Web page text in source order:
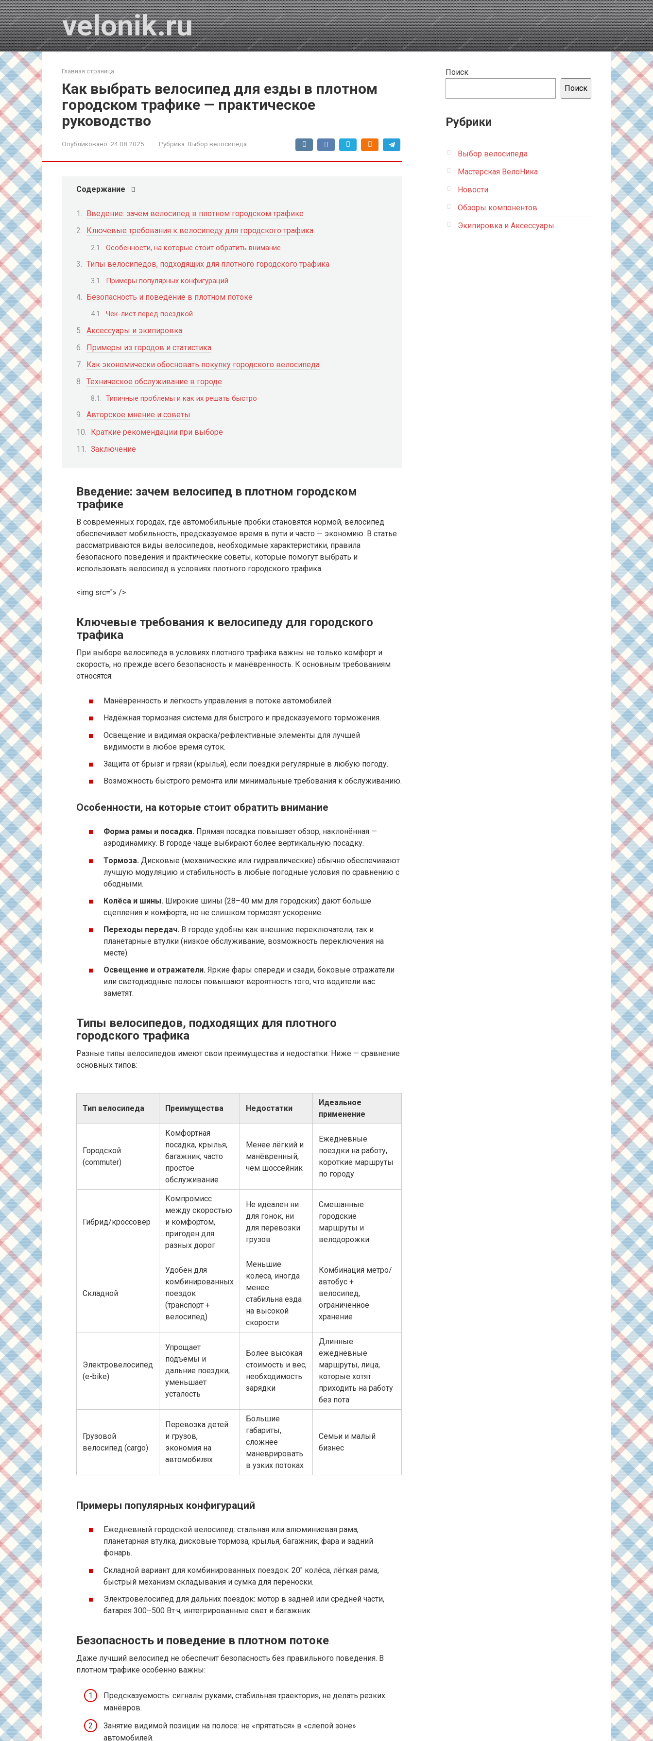
Перейти
к
контенту
velonik.ru
Главная страница
Как выбрать велосипед для езды в плотном
городском трафике — практическое
руководство
Опубликовано: 24.08.2025 Рубрика: Выбор велосипеда
Содержание
Введение: зачем велосипед в плотном городском трафике
Ключевые требования к велосипеду для городского трафика
Особенности, на которые стоит обратить внимание
Типы велосипедов, подходящих для плотного городского трафика
Примеры популярных конфигураций
Безопасность и поведение в плотном потоке
Чек-лист перед поездкой
Аксессуары и экипировка
Примеры из городов и статистика
Как экономически обосновать покупку городского велосипеда
Техническое обслуживание в городе
Типичные проблемы и как их решать быстро
Авторское мнение и советы
Краткие рекомендации при выборе
Заключение
Введение: зачем велосипед в плотном городском
трафике
В современных городах, где автомобильные пробки становятся нормой, велосипед
обеспечивает мобильность, предсказуемое время в пути и часто — экономию. В статье
рассматриваются виды велосипедов, необходимые характеристики, правила
безопасного поведения и практические советы, которые помогут выбрать и
использовать велосипед в условиях плотного городского трафика.
<img src="» />
Ключевые требования к велосипеду для городского
трафика
При выборе велосипеда в условиях плотного трафика важны не только комфорт и
скорость, но прежде всего безопасность и манёвренность. К основным требованиям
относятся:
Манёвренность и лёгкость управления в потоке автомобилей.
Надёжная тормозная система для быстрого и предсказуемого торможения.
Освещение и видимая окраска/рефлективные элементы для лучшей
видимости в любое время суток.
Защита от брызг и грязи (крылья), если поездки регулярные в любую погоду.
Возможность быстрого ремонта или минимальные требования к обслуживанию.
Особенности, на которые стоит обратить внимание
Форма рамы и посадка. Прямая посадка повышает обзор, наклонённая —
аэродинамику. В городе чаще выбирают более вертикальную посадку.
Тормоза. Дисковые (механические или гидравлические) обычно обеспечивают
лучшую модуляцию и стабильность в любые погодные условия по сравнению с
ободными.
Колёса и шины. Широкие шины (28–40 мм для городских) дают больше
сцепления и комфорта, но не слишком тормозят ускорение.
Переходы передач. В городе удобны как внешние переключатели, так и
планетарные втулки (низкое обслуживание, возможность переключения на
месте).
Освещение и отражатели. Яркие фары спереди и сзади, боковые отражатели
или светодиодные полосы повышают вероятность того, что водители вас
заметят.
Типы велосипедов, подходящих для плотного
городского трафика
Разные типы велосипедов имеют свои преимущества и недостатки. Ниже — сравнение
основных типов:
Тип велосипеда Преимущества Недостатки
Идеальное
применение
Городской
(commuter)
Комфортная
посадка, крылья,
багажник, часто
простое
обслуживание
Менее лёгкий и
манёвренный,
чем шоссейник
Ежедневные
поездки на работу,
короткие маршруты
по городу
Гибрид/кроссовер
Компромисс
между скоростью
и комфортом,
пригоден для
разных дорог
Не идеален ни
для гонок, ни
для перевозки
грузов
Смешанные
городские
маршруты и
велодорожки
Складной
Удобен для
комбинированных
поездок
(транспорт +
велосипед)
Меньшие
колёса, иногда
менее
стабильна езда
на высокой
скорости
Комбинация метро/
автобус +
велосипед,
ограниченное
хранение
Электровелосипед
(e-bike)
Упрощает
подъемы и
дальние поездки,
уменьшает
усталость
Более высокая
стоимость и вес,
необходимость
зарядки
Длинные
ежедневные
маршруты, лица,
которые хотят
приходить на работу
без пота
Грузовой
велосипед (cargo)
Перевозка детей
и грузов,
экономия на
автомобилях
Большие
габариты,
сложнее
маневрировать
в узких потоках
Семьи и малый
бизнес
Примеры популярных конфигураций
Ежедневный городской велосипед: стальная или алюминиевая рама,
планетарная втулка, дисковые тормоза, крылья, багажник, фара и задний
фонарь.
Складной вариант для комбинированных поездок: 20″ колёса, лёгкая рама,
быстрый механизм складывания и сумка для переноски.
Электровелосипед для дальних поездок: мотор в задней или средней части,
батарея 300–500 Вт·ч, интегрированные свет и багажник.
Безопасность и поведение в плотном потоке
Даже лучший велосипед не обеспечит безопасность без правильного поведения. В
плотном трафике особенно важны:
Предсказуемость: сигналы руками, стабильная траектория, не делать резких
манёвров.
Занятие видимой позиции на полосе: не «прятаться» в «слепой зоне»
автомобилей.
Поиск
Поиск
Рубрики
Выбор велосипеда
Мастерская ВелоНика
Новости
Обзоры компонентов
Экипировка и Аксессуары